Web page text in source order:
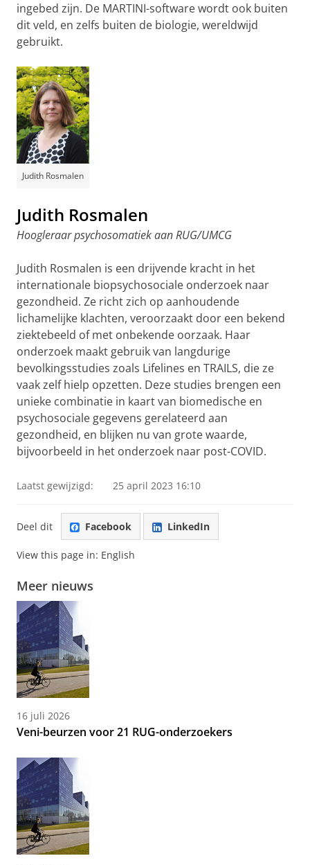
ingebed zijn. De MARTINI-software wordt ook buiten
dit veld, en zelfs buiten de biologie, wereldwijd
gebruikt.
Judith Rosmalen
Judith Rosmalen
Hoogleraar psychosomatiek aan RUG/UMCG
Judith Rosmalen is een drijvende kracht in het
internationale biopsychosociale onderzoek naar
gezondheid. Ze richt zich op aanhoudende
lichamelijke klachten, veroorzaakt door een bekend
ziektebeeld of met onbekende oorzaak. Haar
onderzoek maakt gebruik van langdurige
bevolkingsstudies zoals Lifelines en TRAILS, die ze
vaak zelf hielp opzetten. Deze studies brengen een
unieke combinatie in kaart van biomedische en
psychosociale gegevens gerelateerd aan
gezondheid, en blijken nu van grote waarde,
bijvoorbeeld in het onderzoek naar post-COVID.
Laatst gewijzigd: 25 april 2023 16:10
Deel dit Facebook LinkedIn
View this page in: English
Meer nieuws
16 juli 2026
Veni-beurzen voor 21 RUG-onderzoekers